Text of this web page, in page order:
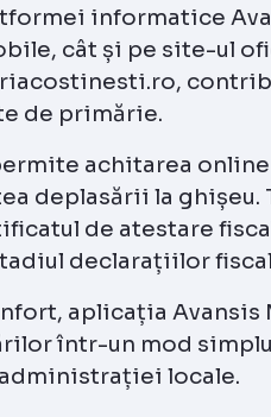
informatice
cât și pe site-ul
de primărie.
achitarea
deplasării la
de atestare
declarațiilor
aplicația
într-un mod
locale.